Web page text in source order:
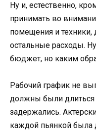
Ну и, естественно,
принимать во
помещения и
остальные расходы.
бюджет, но каким
Рабочий график не
должны были длиться
задержались.
каждой пьянкой была